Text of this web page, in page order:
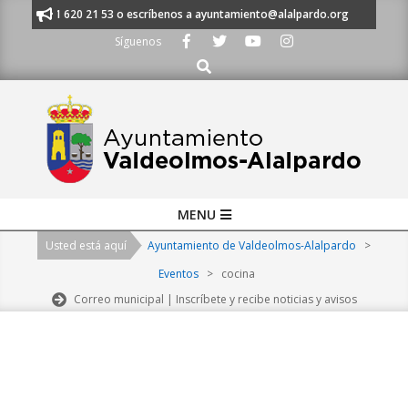
al 91 620 21 53 o escríbenos a ayuntamiento@alalpardo.org
Síguenos
Buscar
Navigation
MENU
Usted está aquí Ayuntamiento de Valdeolmos-Alalpardo
>
Eventos > cocina
Correo municipal | Inscríbete y recibe noticias y avisos